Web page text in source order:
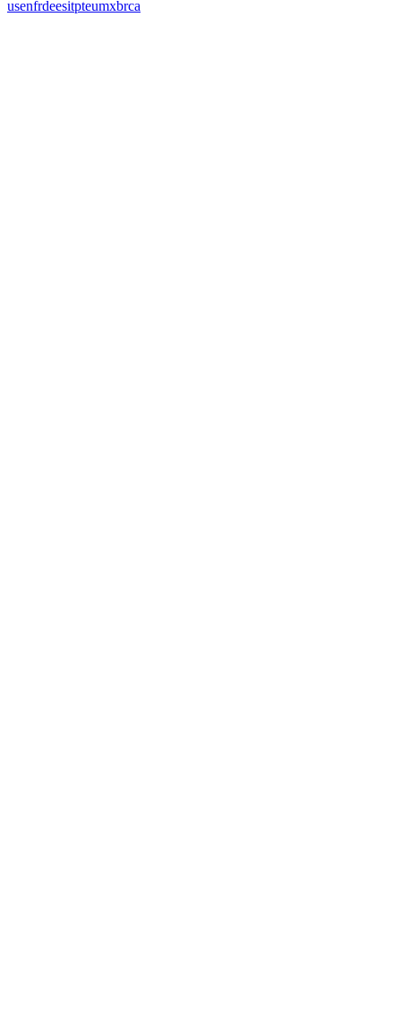
usenfrdeesitpteumxbrca